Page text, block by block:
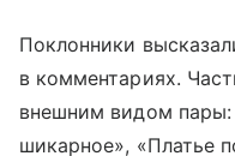
Поклонники
в комментариях.
внешним видом пары:
шикарное», «Платье